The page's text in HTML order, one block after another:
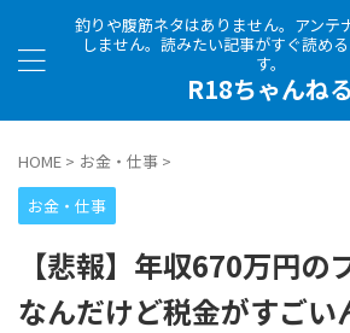
釣りや腹筋ネタはありません。アンテ
しません。読みたい記事がすぐ読め
す。
R18ちゃんねる
HOME > お金・仕事 >
お金・仕事
【悲報】年収670万円の
なんだけど税金がすご